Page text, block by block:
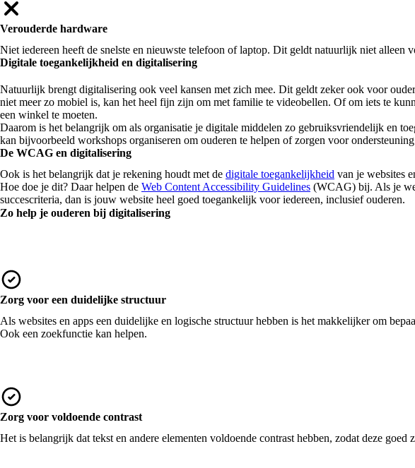
Verouderde hardware
Niet iedereen heeft de snelste en nieuwste telefoon of laptop. Dit geldt natuurlijk niet
Digitale toegankelijkheid en digitalisering
Natuurlijk brengt digitalisering ook veel kansen met zich mee. Dit geldt zeker ook voor
niet meer zo mobiel is, kan het heel fijn zijn om met familie te videobellen. Of om iets te
een winkel te moeten.
Daarom is het belangrijk om als organisatie je digitale middelen zo gebruiksvriendelijk en
kan bijvoorbeeld workshops organiseren om ouderen te helpen of zorgen voor
De WCAG en digitalisering
Ook is het belangrijk dat je rekening houdt met de digitale toegankelijkheid van je websites
Hoe doe je dit? Daar helpen de Web Content Accessibility Guidelines (WCAG) bij. Als je
succescriteria, dan is jouw website heel goed toegankelijk voor iedereen, inclusief ouderen.
Zo help je ouderen bij digitalisering
Zorg voor een duidelijke structuur
Als websites en apps een duidelijke en logische structuur hebben is het makkelijker om
Ook een zoekfunctie kan helpen.
Zorg voor voldoende contrast
Het is belangrijk dat tekst en andere elementen voldoende contrast hebben, zodat deze